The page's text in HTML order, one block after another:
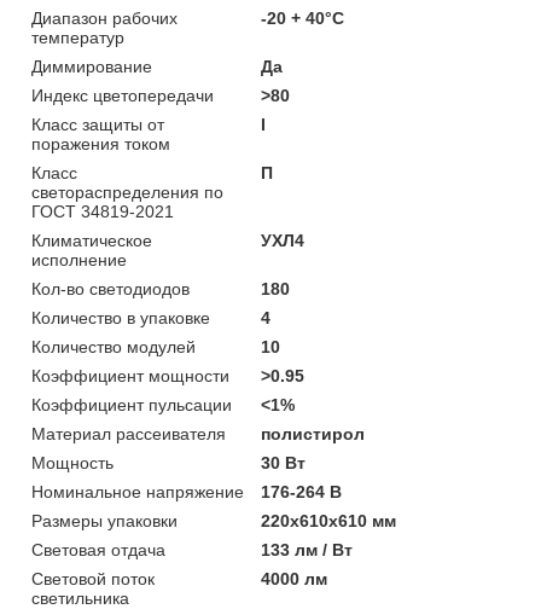
Диапазон рабочих
температур
-20 + 40°C
Диммирование
Да
Индекс цветопередачи
>80
Класс защиты от
поражения током
I
Класс
светораспределения по
ГОСТ 34819-2021
П
Климатическое
исполнение
УХЛ4
Кол-во светодиодов
180
Количество в упаковке
4
Количество модулей
10
Коэффициент мощности
>0.95
Коэффициент пульсации
<1%
Материал рассеивателя
полистирол
Мощность
30 Вт
Номинальное напряжение
176-264 В
Размеры упаковки
220х610х610 мм
Световая отдача
133 лм / Вт
Световой поток
светильника
4000 лм